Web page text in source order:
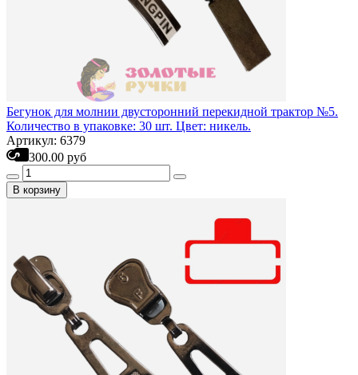
Бегунок для молнии двусторонний перекидной трактор №5.
Количество в упаковке: 30 шт. Цвет: никель.
Артикул: 6379
300.00 руб
В корзину